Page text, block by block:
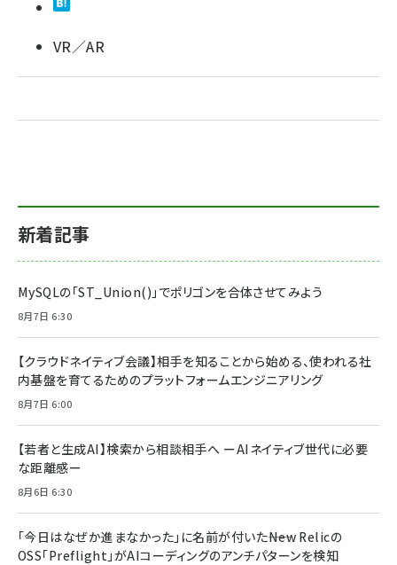
VR／AR
新着記事
MySQLの「ST_Union()」でポリゴンを合体させてみよう
8月7日 6:30
【クラウドネイティブ会議】相手を知ることから始める、使われる社
内基盤を育てるためのプラットフォームエンジニアリング
8月7日 6:00
【若者と生成AI】検索から相談相手へ ーAIネイティブ世代に必要
な距離感ー
8月6日 6:30
「今日はなぜか進まなかった」に名前が付いた――New Relicの
OSS「Preflight」がAIコーディングのアンチパターンを検知